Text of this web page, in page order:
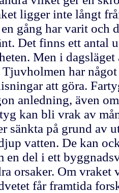
ligger inte långt
gång har varit och
Det finns ett antal
Men i
har något
att göra.
anledning, även
kan bli vrak av
sänkta på grund av
vatten. De kan
en del i ett
orsaker. Om
får framtida